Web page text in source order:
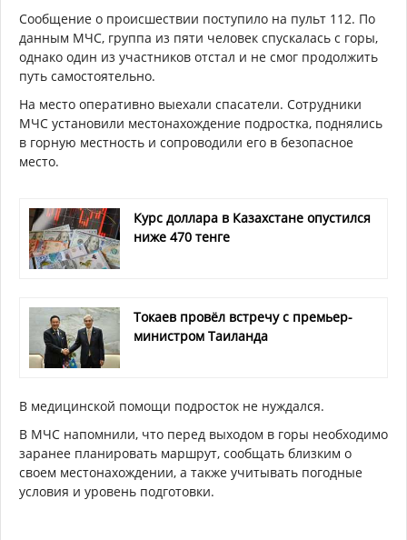
Сообщение о происшествии поступило на пульт 112. По
данным МЧС, группа из пяти человек спускалась с горы,
однако один из участников отстал и не смог продолжить
путь самостоятельно.
На место оперативно выехали спасатели. Сотрудники
МЧС установили местонахождение подростка, поднялись
в горную местность и сопроводили его в безопасное
место.
Курс доллара в Казахстане опустился
ниже 470 тенге
Токаев провёл встречу с премьер-
министром Таиланда
В медицинской помощи подросток не нуждался.
В МЧС напомнили, что перед выходом в горы необходимо
заранее планировать маршрут, сообщать близким о
своем местонахождении, а также учитывать погодные
условия и уровень подготовки.